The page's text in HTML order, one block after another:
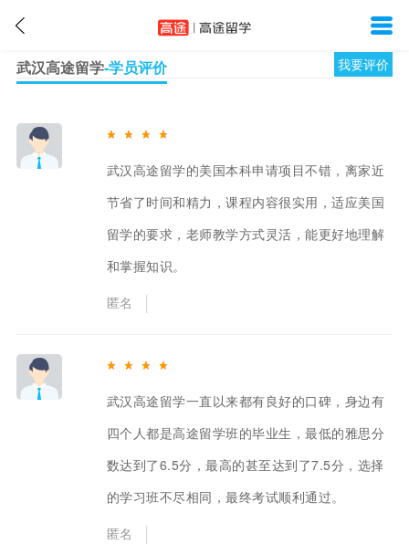
武汉高途留学-学员评价 我要评价
武汉高途留学的美国本科申请项目不错，离家近
节省了时间和精力，课程内容很实用，适应美国
留学的要求，老师教学方式灵活，能更好地理解
和掌握知识。
匿名
武汉高途留学一直以来都有良好的口碑，身边有
四个人都是高途留学班的毕业生，最低的雅思分
数达到了6.5分，最高的甚至达到了7.5分，选择
的学习班不尽相同，最终考试顺利通过。
匿名